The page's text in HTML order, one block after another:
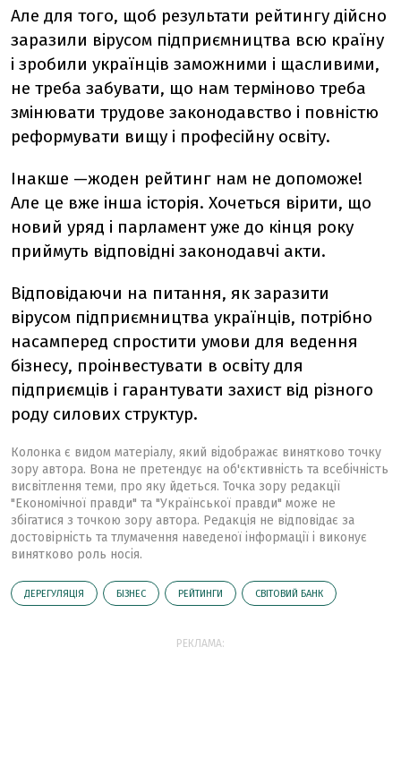
Але для того, щоб результати рейтингу дійсно
заразили вірусом підприємництва всю країну
і зробили українців заможними і щасливими,
не треба забувати, що нам терміново треба
змінювати трудове законодавство і повністю
реформувати вищу і професійну освіту.
Інакше —жоден рейтинг нам не допоможе!
Але це вже інша історія. Хочеться вірити, що
новий уряд і парламент уже до кінця року
приймуть відповідні законодавчі акти.
Відповідаючи на питання, як заразити
вірусом підприємництва українців, потрібно
насамперед спростити умови для ведення
бізнесу, проінвестувати в освіту для
підприємців і гарантувати захист від різного
роду силових структур.
Колонка є видом матеріалу, який відображає винятково точку
зору автора. Вона не претендує на об'єктивність та всебічність
висвітлення теми, про яку йдеться. Точка зору редакції
"Економічної правди" та "Української правди" може не
збігатися з точкою зору автора. Редакція не відповідає за
достовірність та тлумачення наведеної інформації і виконує
винятково роль носія.
ДЕРЕГУЛЯЦІЯ БІЗНЕС РЕЙТИНГИ СВІТОВИЙ БАНК
РЕКЛАМА: